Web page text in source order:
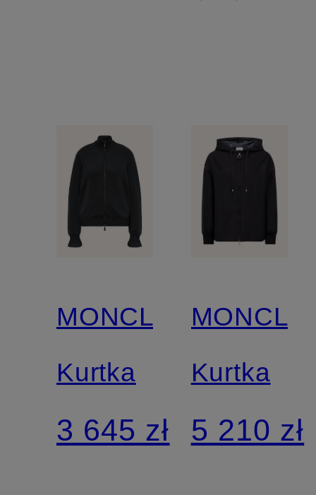
MONCLER
Kurtka
3 645 zł
Kurtka
5 210 zł